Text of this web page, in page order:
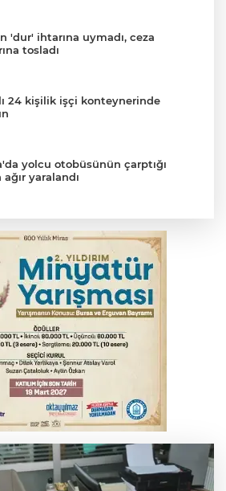
'dur' ihtarına uymadı, ceza
tosladı
24 kişilik işçi konteynerinde
yolcu otobüsünün çarptığı
ağır yaralandı
oldu
Aydın Osmangazi’nin nabzını
tuttu
Bayramı minyatür sanatıyla
taşınacak
Folcarelli ameliyat oldu